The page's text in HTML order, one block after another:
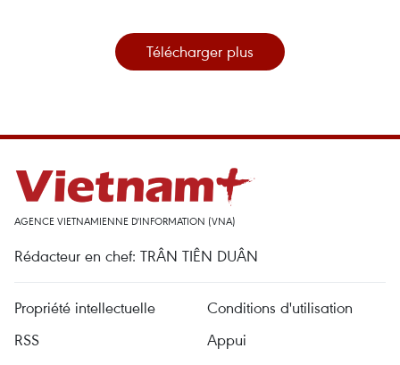
Télécharger plus
AGENCE VIETNAMIENNE D'INFORMATION (VNA)
Rédacteur en chef: TRÂN TIÊN DUÂN
Propriété intellectuelle
Conditions d'utilisation
RSS
Appui